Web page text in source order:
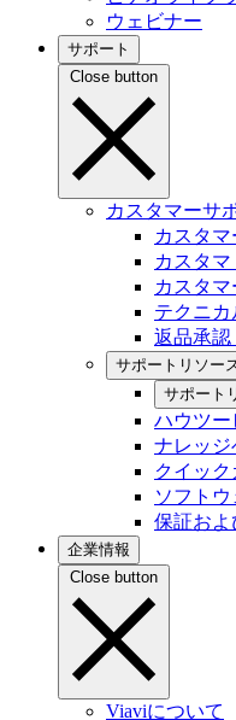
ウェビナー
サポート
Close button
カスタマーサ
カスタマ
カスタ
カスタ
テクニ
返品承認
サポートリソー
サポート
ハウツー
ナレッジ
クイッ
ソフト
保証およ
企業情報
Close button
Viaviについて